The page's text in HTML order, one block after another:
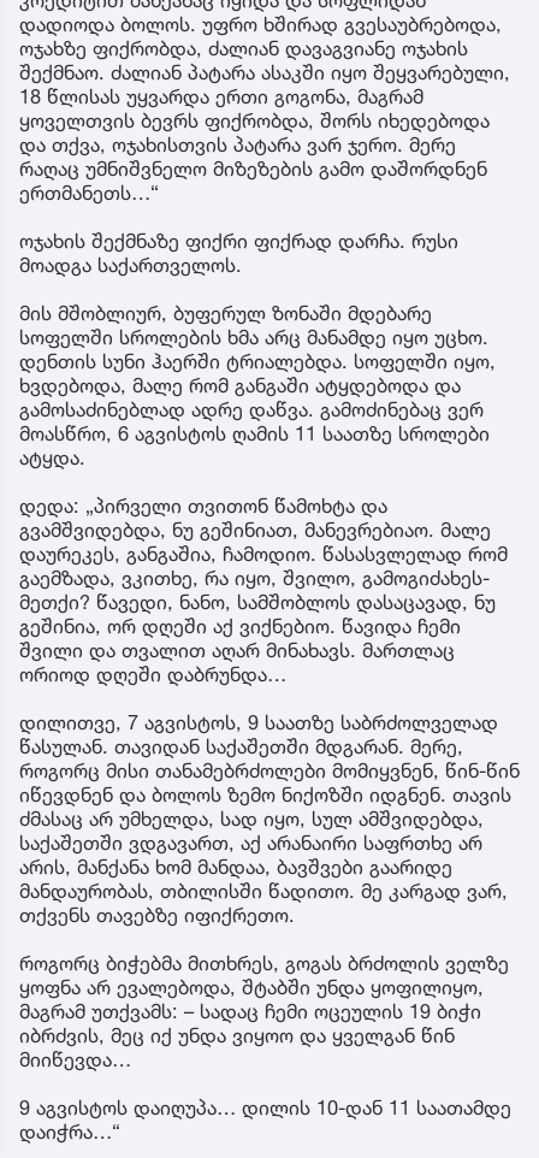
დადიოდა ბოლოს. უფრო ხშირად გვესაუბრებოდა,
ოჯახზე ფიქრობდა, ძალიან დავაგვიანე ოჯახის
შექმნაო. ძალიან პატარა ასაკში იყო შეყვარებული,
18 წლისას უყვარდა ერთი გოგონა, მაგრამ
ყოველთვის ბევრს ფიქრობდა, შორს იხედებოდა
და თქვა, ოჯახისთვის პატარა ვარ ჯერო. მერე
რაღაც უმნიშვნელო მიზეზების გამო დაშორდნენ
ერთმანეთს…“
ოჯახის შექმნაზე ფიქრი ფიქრად დარჩა. რუსი
მოადგა საქართველოს.
მის მშობლიურ, ბუფერულ ზონაში მდებარე
სოფელში სროლების ხმა არც მანამდე იყო უცხო.
დენთის სუნი ჰაერში ტრიალებდა. სოფელში იყო,
ხვდებოდა, მალე რომ განგაში ატყდებოდა და
გამოსაძინებლად ადრე დაწვა. გამოძინებაც ვერ
მოასწრო, 6 აგვისტოს ღამის 11 საათზე სროლები
ატყდა.
დედა: „პირველი თვითონ წამოხტა და
გვამშვიდებდა, ნუ გეშინიათ, მანევრებიაო. მალე
დაურეკეს, განგაშია, ჩამოდიო. წასასვლელად რომ
გაემზადა, ვკითხე, რა იყო, შვილო, გამოგიძახეს-
მეთქი? წავედი, ნანო, სამშობლოს დასაცავად, ნუ
გეშინია, ორ დღეში აქ ვიქნებიო. წავიდა ჩემი
შვილი და თვალით აღარ მინახავს. მართლაც
ორიოდ დღეში დაბრუნდა…
დილითვე, 7 აგვისტოს, 9 საათზე საბრძოლველად
წასულან. თავიდან საქაშეთში მდგარან. მერე,
როგორც მისი თანამებრძოლები მომიყვნენ, წინ-წინ
იწევდნენ და ბოლოს ზემო ნიქოზში იდგნენ. თავის
ძმასაც არ უმხელდა, სად იყო, სულ ამშვიდებდა,
საქაშეთში ვდგავართ, აქ არანაირი საფრთხე არ
არის, მანქანა ხომ მანდაა, ბავშვები გაარიდე
მანდაურობას, თბილისში წადითო. მე კარგად ვარ,
თქვენს თავებზე იფიქრეთო.
როგორც ბიჭებმა მითხრეს, გოგას ბრძოლის ველზე
ყოფნა არ ევალებოდა, შტაბში უნდა ყოფილიყო,
მაგრამ უთქვამს: – სადაც ჩემი ოცეულის 19 ბიჭი
იბრძვის, მეც იქ უნდა ვიყოო და ყველგან წინ
მიიწევდა…
9 აგვისტოს დაიღუპა… დილის 10-დან 11 საათამდე
დაიჭრა…“